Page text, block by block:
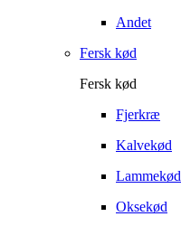
Andet
Fersk kød
Fersk kød
Fjerkræ
Kalvekød
Lammekød
Oksekød